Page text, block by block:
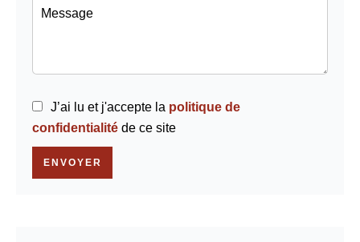
J’ai lu et j'accepte la politique de
confidentialité de ce site
ENVOYER